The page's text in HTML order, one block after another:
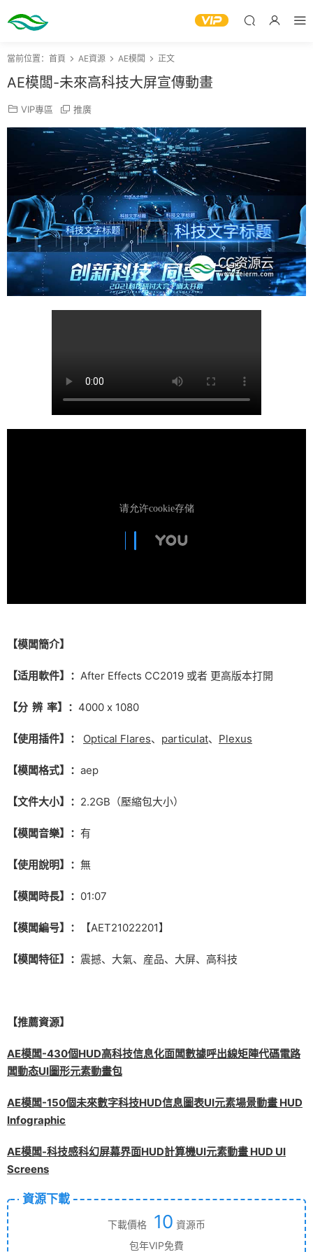
當前位置： 首頁 AE資源 AE模闆 正文
AE模闆-未來高科技大屏宣傳動畫
VIP專區 推廣
【模闆簡介】
【适用軟件】： After Effects CC2019 或者 更高版本打開
【分 辨 率】： 4000 x 1080
【使用插件】： Optical Flares、 particulat、 Plexus
【模闆格式】： aep
【文件大小】： 2.2GB（壓縮包大小）
【模闆音樂】： 有
【使用說明】： 無
【模闆時長】： 01:07
【模闆編号】： 【AET21022201】
【模闆特征】： 震撼、大氣、産品、大屏、高科技
【推薦資源】
AE模闆-430個HUD高科技信息化面闆數據呼出線矩陣代碼電路
闆動态UI圖形元素動畫包
AE模闆-150個未來數字科技HUD信息圖表UI元素場景動畫 HUD
Infographic
AE模闆-科技感科幻屏幕界面HUD計算機UI元素動畫 HUD UI
Screens
資源下載
下載價格 10 資源币
包年VIP免費